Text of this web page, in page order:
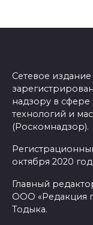
Сетевое издание
надзору в
технологий и
(Роскомнадзор).
октября 2020
Главный
ООО «Редакция
Тодыка.